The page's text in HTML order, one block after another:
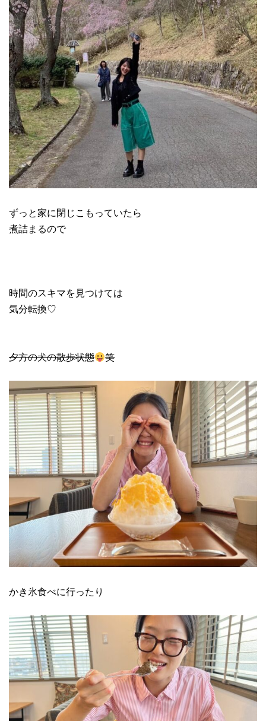
ずっと家に閉じこもっていたら
煮詰まるので
時間のスキマを見つけては
気分転換♡
夕方の犬の散歩状態 笑
かき氷食べに行ったり